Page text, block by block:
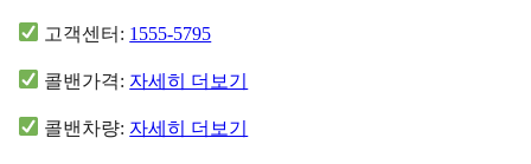
고객센터: 1555-5795
콜밴가격: 자세히 더보기
콜밴차량: 자세히 더보기